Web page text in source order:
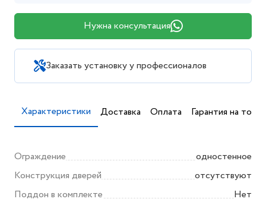
Нужна консультация
Заказать установку у профессионалов
Характеристики Доставка Оплата Гарантия на товар
Ограждение
одностенное
Конструкция дверей
отсутствуют
Поддон в комплекте
Нет